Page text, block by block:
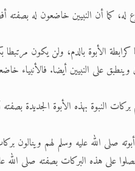
له، كما أن النبيين خاضعون له بصفته
الأبوة بالدم، ولن يكون مرتبطا
على النبيين أيضا. فالأنبياء
النبوة بهذه الأبوة الجديدة
الله عليه وسلم لهم وينالون
على هذه البركات بصفته صلى الله